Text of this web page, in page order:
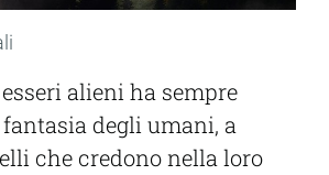
alieni ha sempre
degli umani, a
che credono nella loro